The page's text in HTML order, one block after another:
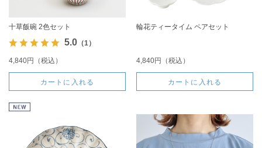
十草飯碗 2色セット
5.0（1）
4,840円（税込）
カートに入れる
輪花ティータイム ペアセット
4,840円（税込）
カートに入れる